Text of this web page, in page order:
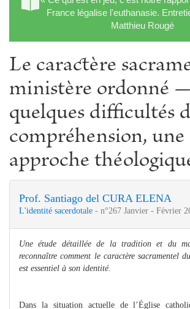
France légalise l'euthanasie.
Matthieu Rougé
Le caractère
ministère ordonné
quelques difficultés
compréhension, une
approche
Prof. Santiago del CURA ELENA
L'identité sacerdotale - n°267 Janvier - Février
Une étude détaillée de la tradition et du
reconnaître comment le caractère sacramentel
est essentiel à son identité.
Dans la situation actuelle de l’Église